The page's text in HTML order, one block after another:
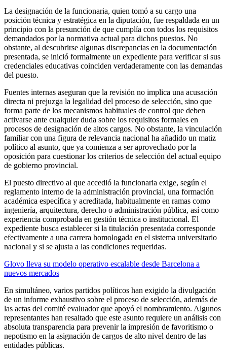
La designación de la funcionaria, quien tomó a su cargo una
posición técnica y estratégica en la diputación, fue respaldada en un
principio con la presunción de que cumplía con todos los requisitos
demandados por la normativa actual para dichos puestos. No
obstante, al descubrirse algunas discrepancias en la documentación
presentada, se inició formalmente un expediente para verificar si sus
credenciales educativas coinciden verdaderamente con las demandas
del puesto.
Fuentes internas aseguran que la revisión no implica una acusación
directa ni prejuzga la legalidad del proceso de selección, sino que
forma parte de los mecanismos habituales de control que deben
activarse ante cualquier duda sobre los requisitos formales en
procesos de designación de altos cargos. No obstante, la vinculación
familiar con una figura de relevancia nacional ha añadido un matiz
político al asunto, que ya comienza a ser aprovechado por la
oposición para cuestionar los criterios de selección del actual equipo
de gobierno provincial.
El puesto directivo al que accedió la funcionaria exige, según el
reglamento interno de la administración provincial, una formación
académica específica y acreditada, habitualmente en ramas como
ingeniería, arquitectura, derecho o administración pública, así como
experiencia comprobada en gestión técnica o institucional. El
expediente busca establecer si la titulación presentada corresponde
efectivamente a una carrera homologada en el sistema universitario
nacional y si se ajusta a las condiciones requeridas.
Glovo lleva su modelo operativo escalable desde Barcelona a
nuevos mercados
En simultáneo, varios partidos políticos han exigido la divulgación
de un informe exhaustivo sobre el proceso de selección, además de
las actas del comité evaluador que apoyó el nombramiento. Algunos
representantes han resaltado que este asunto requiere un análisis con
absoluta transparencia para prevenir la impresión de favoritismo o
nepotismo en la asignación de cargos de alto nivel dentro de las
entidades públicas.